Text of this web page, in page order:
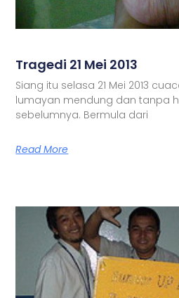
Tragedi 21 Mei 2013
Siang itu selasa 21 Mei 2013
lumayan mendung dan tanpa
sebelumnya. Bermula dari
Read More